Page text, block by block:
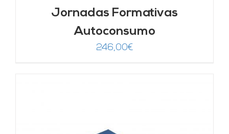
Jornadas Formativas
Autoconsumo
246,00€